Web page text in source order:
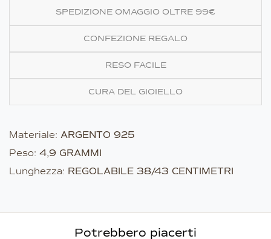
SPEDIZIONE OMAGGIO OLTRE 99€
CONFEZIONE REGALO
RESO FACILE
CURA DEL GIOIELLO
Materiale: ARGENTO 925
Peso: 4,9 GRAMMI
Lunghezza: REGOLABILE 38/43 CENTIMETRI
Potrebbero piacerti